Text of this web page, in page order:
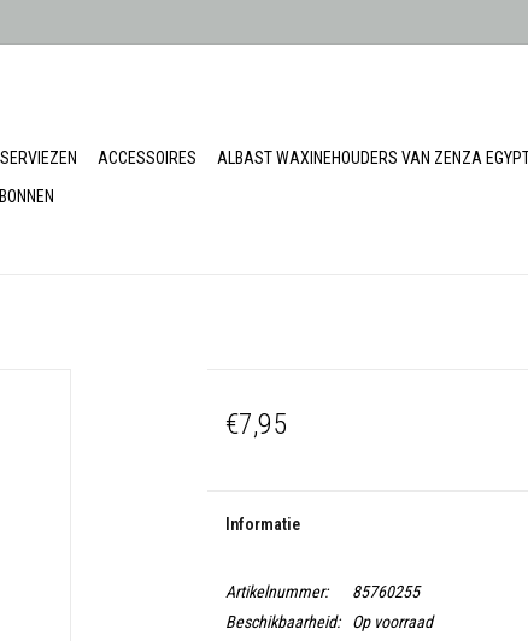
SERVIEZEN ACCESSOIRES ALBAST WAXINEHOUDERS VAN ZENZA
€7,95
Informatie
Artikelnummer:
85760255
Beschikbaarheid:
Op voorraad